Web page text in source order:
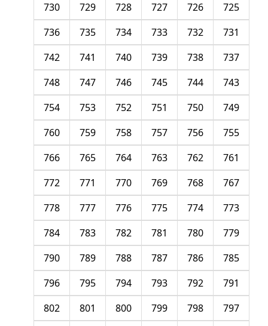
725
726
727
728
729
730
731
732
733
734
735
736
737
738
739
740
741
742
743
744
745
746
747
748
749
750
751
752
753
754
755
756
757
758
759
760
761
762
763
764
765
766
767
768
769
770
771
772
773
774
775
776
777
778
779
780
781
782
783
784
785
786
787
788
789
790
791
792
793
794
795
796
797
798
799
800
801
802